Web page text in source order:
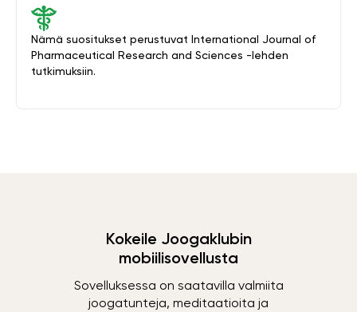
Nämä suositukset perustuvat International Journal of
Pharmaceutical Research and Sciences -lehden
tutkimuksiin.
Kokeile Joogaklubin
mobiilisovellusta
Sovelluksessa on saatavilla valmiita
joogatunteja, meditaatioita ja